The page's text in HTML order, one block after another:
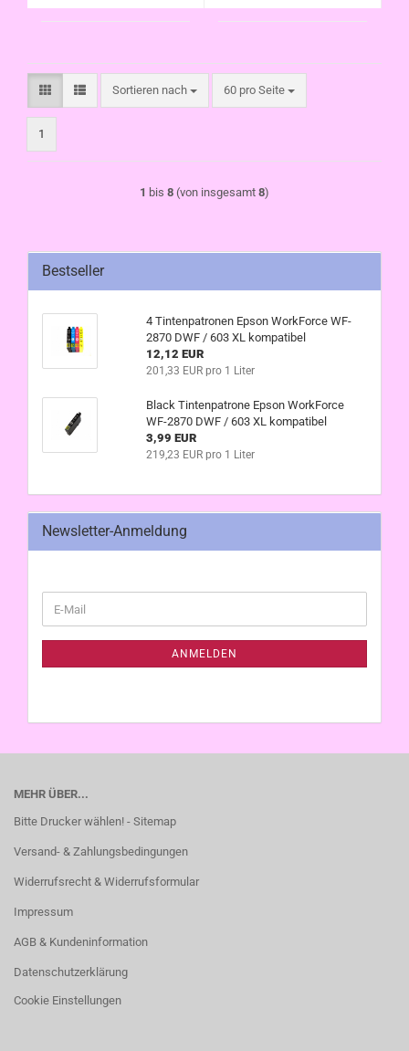
Sortieren nach
Sortieren nach 60 pro Seite
pro Seite
1
1 bis 8 (von insgesamt 8)
Bestseller
4 Tintenpatronen Epson WorkForce WF-
2870 DWF / 603 XL kompatibel
12,12 EUR
201,33 EUR pro 1 Liter
Black Tintenpatrone Epson WorkForce
WF-2870 DWF / 603 XL kompatibel
3,99 EUR
219,23 EUR pro 1 Liter
Newsletter-Anmeldung
ZUR
E-
Mail
ANMELDEN
MEHR ÜBER...
Bitte Drucker wählen! - Sitemap
Versand- & Zahlungsbedingungen
Widerrufsrecht & Widerrufsformular
Impressum
AGB & Kundeninformation
Datenschutzerklärung
Cookie Einstellungen